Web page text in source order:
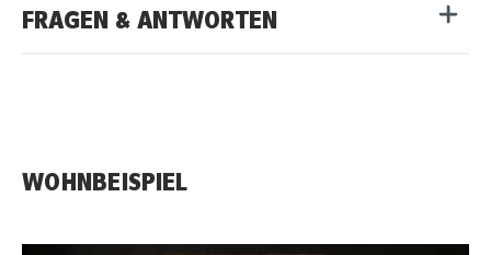
FRAGEN & ANTWORTEN
WOHNBEISPIEL